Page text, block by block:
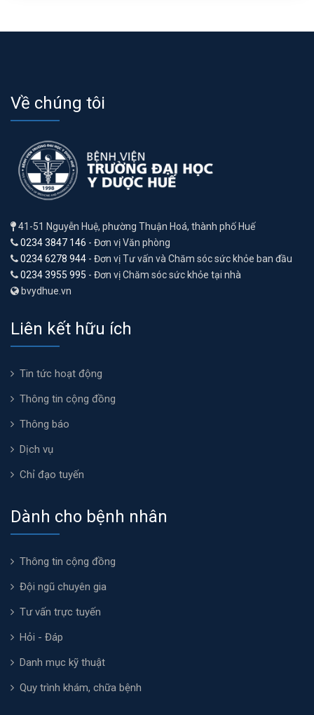
Về chúng tôi
41-51 Nguyễn Huệ, phường Thuận Hoá, thành phố Huế
0234 3847 146 - Đơn vị Văn phòng
0234 6278 944 - Đơn vị Tư vấn và Chăm sóc sức khỏe ban đầu
0234 3955 995 - Đơn vị Chăm sóc sức khỏe tại nhà
bvydhue.vn
Liên kết hữu ích
Tin tức hoạt động
Thông tin cộng đồng
Thông báo
Dịch vụ
Chỉ đạo tuyến
Dành cho bệnh nhân
Thông tin cộng đồng
Đội ngũ chuyên gia
Tư vấn trực tuyến
Hỏi - Đáp
Danh mục kỹ thuật
Quy trình khám, chữa bệnh